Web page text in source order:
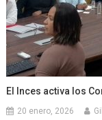
El Inces activa los
20 enero, 2026